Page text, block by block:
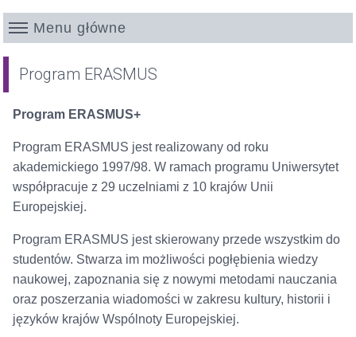
Menu główne
Program ERASMUS
Program ERASMUS+
Program ERASMUS jest realizowany od roku
akademickiego 1997/98. W ramach programu Uniwersytet
współpracuje z 29 uczelniami z 10 krajów Unii
Europejskiej.
Program ERASMUS jest skierowany przede wszystkim do
studentów. Stwarza im możliwości pogłębienia wiedzy
naukowej, zapoznania się z nowymi metodami nauczania
oraz poszerzania wiadomości w zakresu kultury, historii i
języków krajów Wspólnoty Europejskiej.